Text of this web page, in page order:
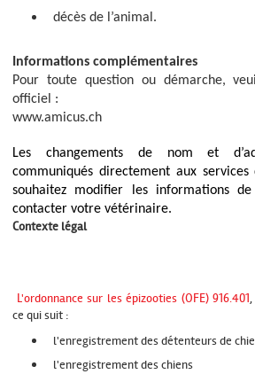
décès de l’animal.
Informations complémentaires
Pour toute question ou démarche,
officiel :
www.amicus.ch
Les changements de nom et
communiqués directement aux services
souhaitez modifier les informations
contacter votre vétérinaire.
Contexte légal
L'ordonnance sur les épizooties (OFE) 916.401
ce qui suit :
l'enregistrement des détenteurs de
l'enregistrement des chiens